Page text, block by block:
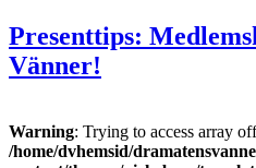
Presenttips:
Vänner!
Warning: Trying to access array
/home/dvhemsid/